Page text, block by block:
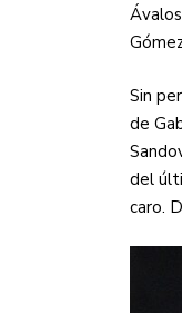
Sin
de
del
caro.